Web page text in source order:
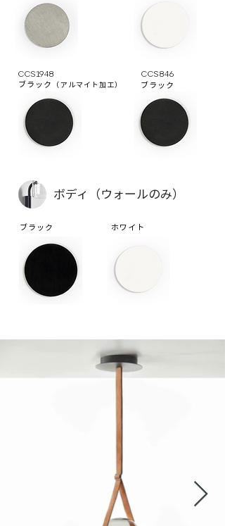
CCS1948
ブラック （アルマイト加工）
CCS846
ブラック
ボディ（ウォールのみ）
ブラック ホワイト